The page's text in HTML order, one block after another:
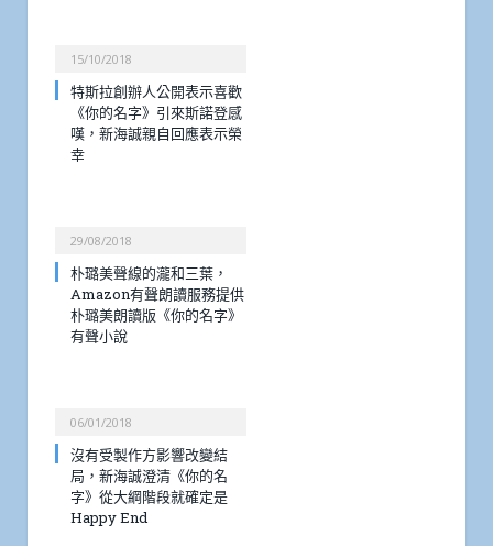
15/10/2018
特斯拉創辦人公開表示喜歡
《你的名字》引來斯諾登感
嘆，新海誠親自回應表示榮
幸
29/08/2018
朴璐美聲線的瀧和三葉，
Amazon有聲朗讀服務提供
朴璐美朗讀版《你的名字》
有聲小說
06/01/2018
沒有受製作方影響改變結
局，新海誠澄清《你的名
字》從大綱階段就確定是
Happy End